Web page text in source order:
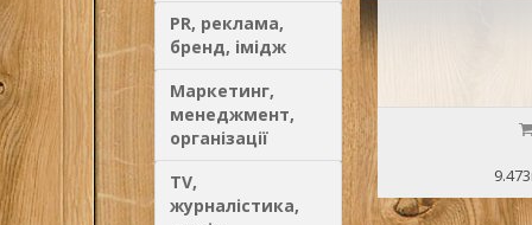
PR, реклама,
бренд, імідж
Маркетинг,
менеджмент,
організації
TV,
журналістика,